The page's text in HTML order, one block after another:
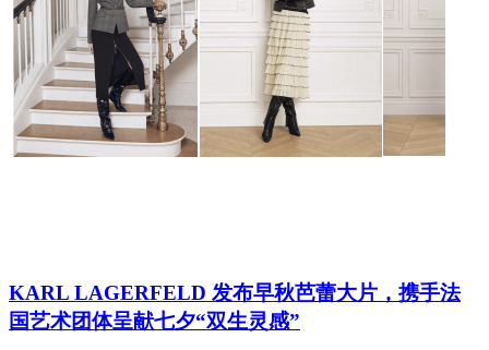
KARL LAGERFELD 发布早秋芭蕾大片，携手法
国艺术团体呈献七夕“双生灵感”